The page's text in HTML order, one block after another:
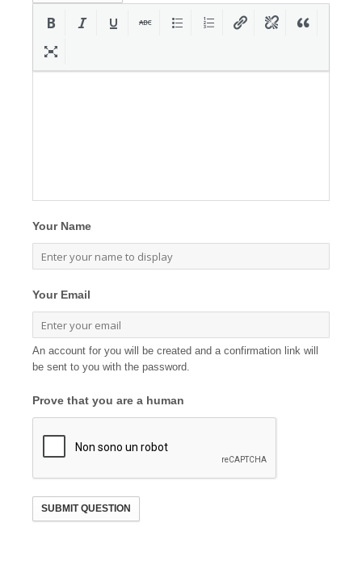
Your Name
Your Email
An account for you will be created and a confirmation link will
be sent to you with the password.
Prove that you are a human
SUBMIT QUESTION